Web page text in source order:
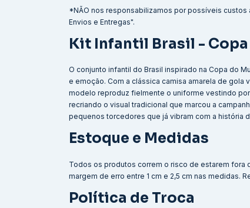
*NÃO nos responsabilizamos por possíveis
Envios e Entregas".
Kit Infantil Brasil - Copa
O conjunto infantil do Brasil inspirado na Copa do
e emoção. Com a clássica camisa amarela de
modelo reproduz fielmente o uniforme vestindo
recriando o visual tradicional que marcou a
pequenos torcedores que já vibram com a história
Estoque e Medidas
Todos os produtos correm o risco de estarem fora
margem de erro entre 1 cm e 2,5 cm nas medidas.
Política de Troca